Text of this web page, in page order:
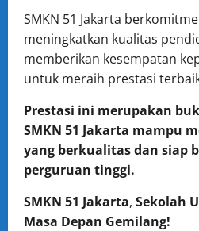
SMKN 51 Jakarta
meningkatkan kualitas
memberikan kesempatan
untuk meraih prestasi
Prestasi ini merupakan
SMKN 51 Jakarta mampu
yang berkualitas dan siap
perguruan tinggi.
SMKN 51 Jakarta, Sekolah
Masa Depan Gemilang!